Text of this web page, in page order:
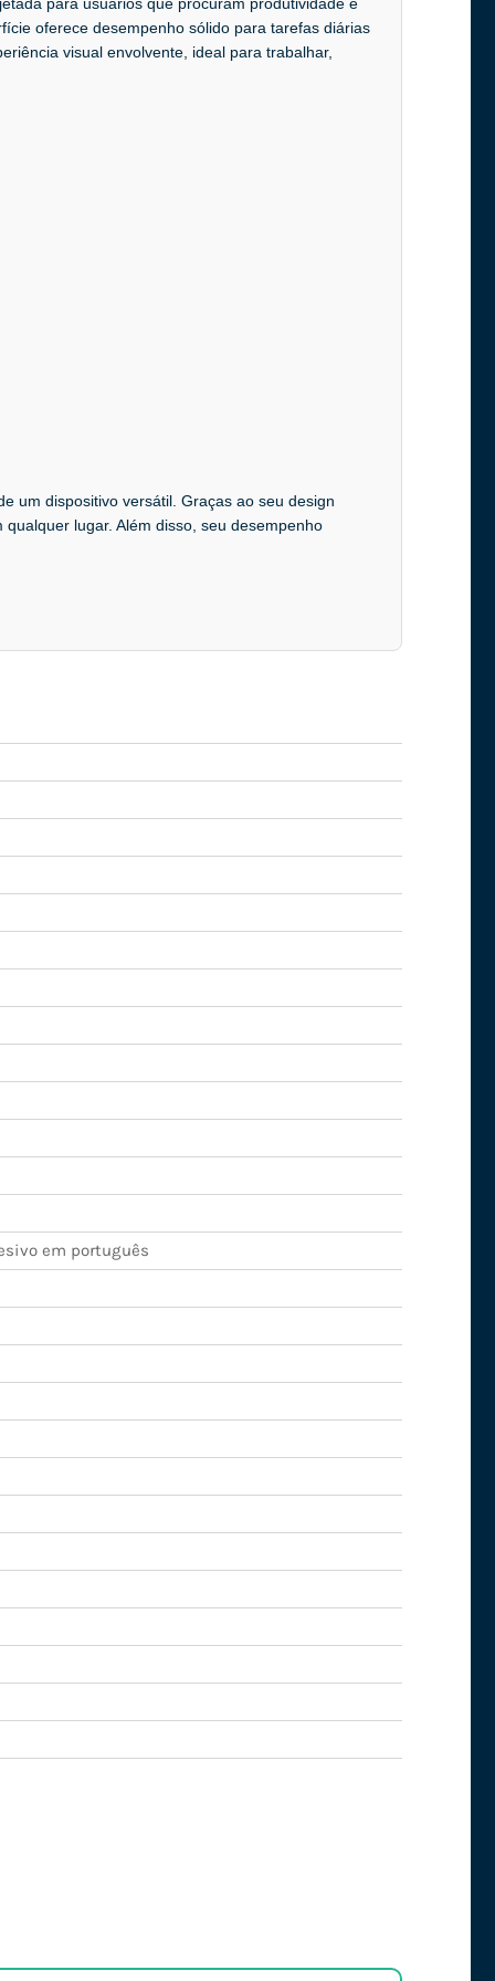
oferece desempenho sólido para tarefas diárias
visual envolvente, ideal para trabalhar,
um dispositivo versátil. Graças ao seu design
lugar. Além disso, seu desempenho
em português